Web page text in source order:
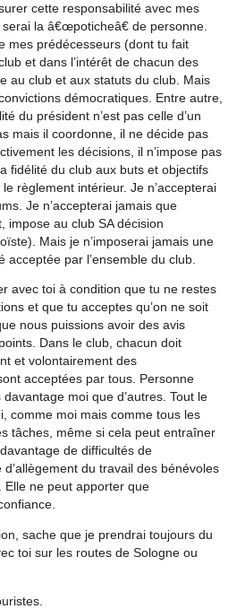
cette responsabilité avec mes
la â€œpoticheâ€ de personne.
mes prédécesseurs (dont tu fait
et dans l’intérêt de chacun des
au club et aux statuts du club. Mais
démocratiques. Entre autre,
du président n’est pas celle d’un
mais il coordonne, il ne décide pas
les décisions, il n’impose pas
fidélité du club aux buts et objectifs
règlement intérieur. Je n’accepterai
Je n’accepterai jamais que
impose au club SA décision
Mais je n’imposerai jamais une
acceptée par l’ensemble du club.
avec toi à condition que tu ne restes
et que tu acceptes qu’on ne soit
nous puissions avoir des avis
Dans le club, chacun doit
et volontairement des
acceptées par tous. Personne
davantage moi que d’autres. Tout le
comme moi mais comme tous les
tâches, même si cela peut entraîner
de difficultés de
du travail des bénévoles
Elle ne peut apporter que
sache que je prendrai toujours du
toi sur les routes de Sologne ou